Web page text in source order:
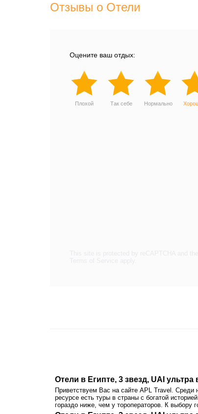
Отзывы о Отели
Оцените ваш отдых:
Плохой Так себе Нормально
Отели в Египте, 3 звезд, UAI
Приветствуем Вас на сайте APL Travel.
ресурсе есть туры в страны с богатой
гораздо ниже, чем у тороператоров. К выбору